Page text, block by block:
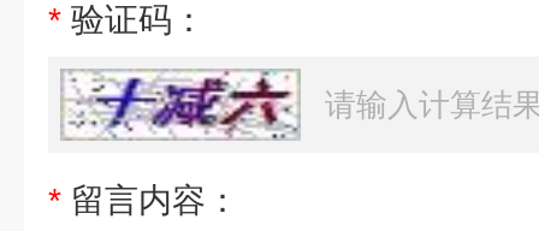
* 验证码：
* 留言内容：